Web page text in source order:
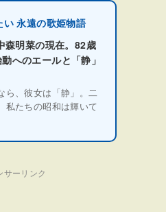
い 永遠の歌姫物語
森明菜の現在。82歳
へのエールと「静」
ら、彼女は「静」。二
私たちの昭和は輝いて
サーリンク